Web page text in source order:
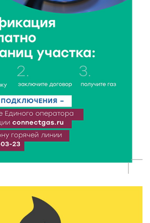
вскармливания
329
в Твери самозанятость чаще
как временную меру
576
доказали чистоту воздуха
318
2073
скажут «спасибо» интернету